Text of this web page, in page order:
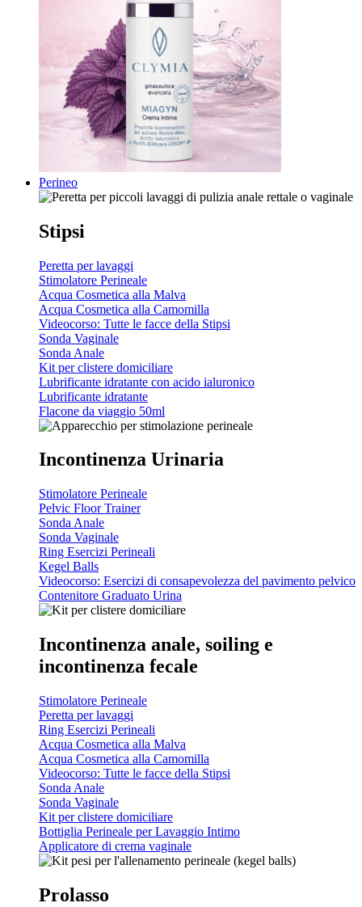
Perineo
Stipsi
Peretta per lavaggi
Stimolatore Perineale
Acqua Cosmetica alla Malva
Acqua Cosmetica alla Camomilla
Videocorso: Tutte le facce della Stipsi
Sonda Vaginale
Sonda Anale
Kit per clistere domiciliare
Lubrificante idratante con acido ialuronico
Lubrificante idratante
Flacone da viaggio 50ml
Incontinenza Urinaria
Stimolatore Perineale
Pelvic Floor Trainer
Sonda Anale
Sonda Vaginale
Ring Esercizi Perineali
Kegel Balls
Videocorso: Esercizi di consapevolezza del pavimento pelvico
Contenitore Graduato Urina
Incontinenza anale, soiling e
incontinenza fecale
Stimolatore Perineale
Peretta per lavaggi
Ring Esercizi Perineali
Acqua Cosmetica alla Malva
Acqua Cosmetica alla Camomilla
Videocorso: Tutte le facce della Stipsi
Sonda Anale
Sonda Vaginale
Kit per clistere domiciliare
Bottiglia Perineale per Lavaggio Intimo
Applicatore di crema vaginale
Prolasso